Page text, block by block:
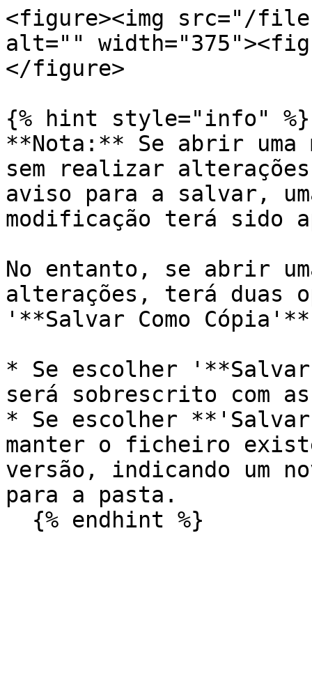
<figure><img src="/files/
alt=""
</figure>
{% hint style="info" %}
**Nota:** Se abrir uma
sem realizar
aviso para a salvar,
modificação terá sido
No entanto, se abrir
alterações, terá duas
'**Salvar Como
* Se escolher
será sobrescrito com
* Se escolher **'Salvar
manter o ficheiro
versão, indicando um
para a pasta.